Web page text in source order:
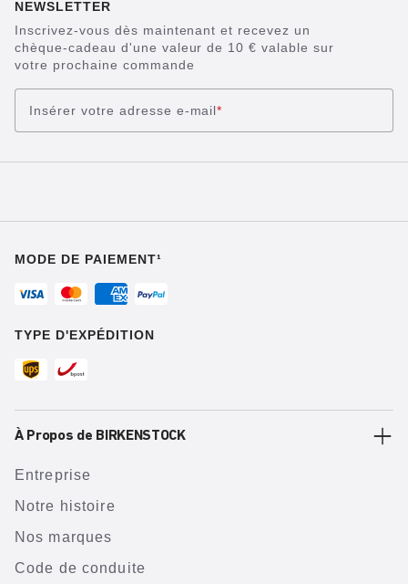
NEWSLETTER
Inscrivez-vous dès maintenant et recevez un
chèque-cadeau d'une valeur de 10 € valable sur
votre prochaine commande
Insérer votre adresse e-mail*
MODE DE PAIEMENT¹
TYPE D'EXPÉDITION
À Propos de BIRKENSTOCK
Entreprise
Notre histoire
Nos marques
Code de conduite